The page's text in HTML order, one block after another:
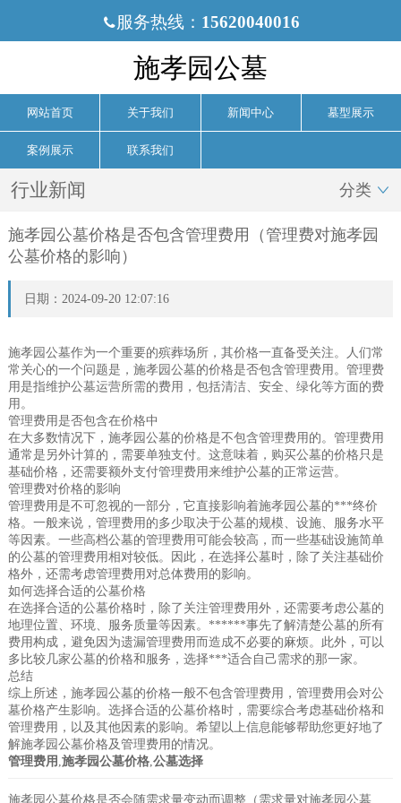
服务热线： 15620040016
施孝园公墓
网站首页 关于我们 新闻中心 墓型展示
案例展示 联系我们
行业新闻 分类 
施孝园公墓价格是否包含管理费用（管理费对施孝园
公墓价格的影响）
日期：2024-09-20 12:07:16
施孝园公墓作为一个重要的殡葬场所，其价格一直备受关注。人们常
常关心的一个问题是，施孝园公墓的价格是否包含管理费用。管理费
用是指维护公墓运营所需的费用，包括清洁、安全、绿化等方面的费
用。
管理费用是否包含在价格中
在大多数情况下，施孝园公墓的价格是不包含管理费用的。管理费用
通常是另外计算的，需要单独支付。这意味着，购买公墓的价格只是
基础价格，还需要额外支付管理费用来维护公墓的正常运营。
管理费对价格的影响
管理费用是不可忽视的一部分，它直接影响着施孝园公墓的***终价
格。一般来说，管理费用的多少取决于公墓的规模、设施、服务水平
等因素。一些高档公墓的管理费用可能会较高，而一些基础设施简单
的公墓的管理费用相对较低。因此，在选择公墓时，除了关注基础价
格外，还需考虑管理费用对总体费用的影响。
如何选择合适的公墓价格
在选择合适的公墓价格时，除了关注管理费用外，还需要考虑公墓的
地理位置、环境、服务质量等因素。******事先了解清楚公墓的所有
费用构成，避免因为遗漏管理费用而造成不必要的麻烦。此外，可以
多比较几家公墓的价格和服务，选择***适合自己需求的那一家。
总结
综上所述，施孝园公墓的价格一般不包含管理费用，管理费用会对公
墓价格产生影响。选择合适的公墓价格时，需要综合考虑基础价格和
管理费用，以及其他因素的影响。希望以上信息能够帮助您更好地了
解施孝园公墓价格及管理费用的情况。
管理费用 施孝园公墓价格, 公墓选择
施孝园公墓价格是否会随需求量变动而调整（需求量对施孝园公墓价格的影响）